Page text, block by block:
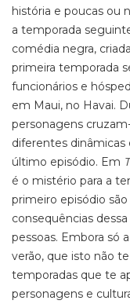
história e poucas ou
a temporada
comédia negra,
primeira temporada
funcionários e
em Maui, no Havai.
personagens
diferentes dinâmicas
último episódio. Em
é o mistério para a
primeiro episódio
consequências
pessoas. Embora só
verão, que isto não
temporadas que te
personagens e